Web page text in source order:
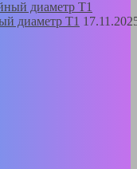
диаметр Т1